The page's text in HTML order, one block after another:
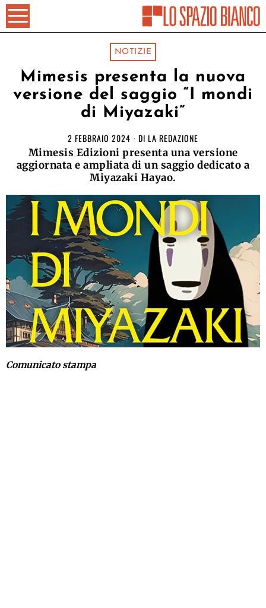
NOTIZIE
Mimesis presenta la nuova
versione del saggio “I mondi
di Miyazaki”
2 FEBBRAIO 2024 DI LA REDAZIONE
Mimesis Edizioni presenta una versione
aggiornata e ampliata di un saggio dedicato a
Miyazaki Hayao.
Comunicato stampa